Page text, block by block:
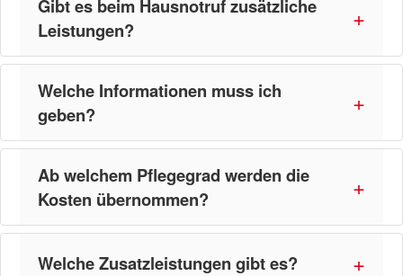
Gibt es beim Hausnotruf zusätzliche
Leistungen?
Welche Informationen muss ich
geben?
Ab welchem Pflegegrad werden die
Kosten übernommen?
Welche Zusatzleistungen gibt es?